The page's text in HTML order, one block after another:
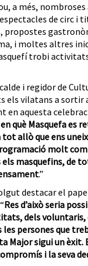
a més,
de circ i
propostes
i moltes altres
trobi
i regidor de
els vilatans a sortir
en aquesta
què Masquefa es
allò que ens
molt
masquefins, de
.”
destacar el
Res d’això seria
dels voluntaris,
persones que
Major sigui un èxit.
i la seva